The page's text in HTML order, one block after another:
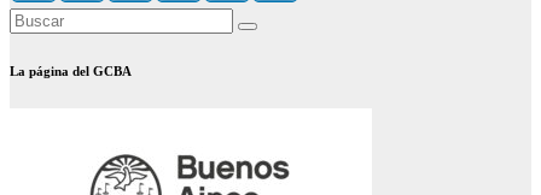
La página del GCBA